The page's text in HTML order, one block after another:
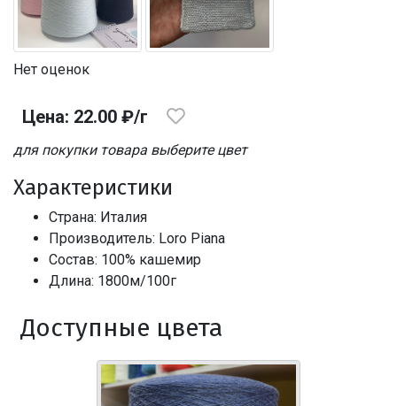
Нет оценок
Цена: 22.00 ₽/г
для покупки товара выберите цвет
Характеристики
Страна: Италия
Производитель: Loro Piana
Состав: 100% кашемир
Длина: 1800м/100г
Доступные цвета